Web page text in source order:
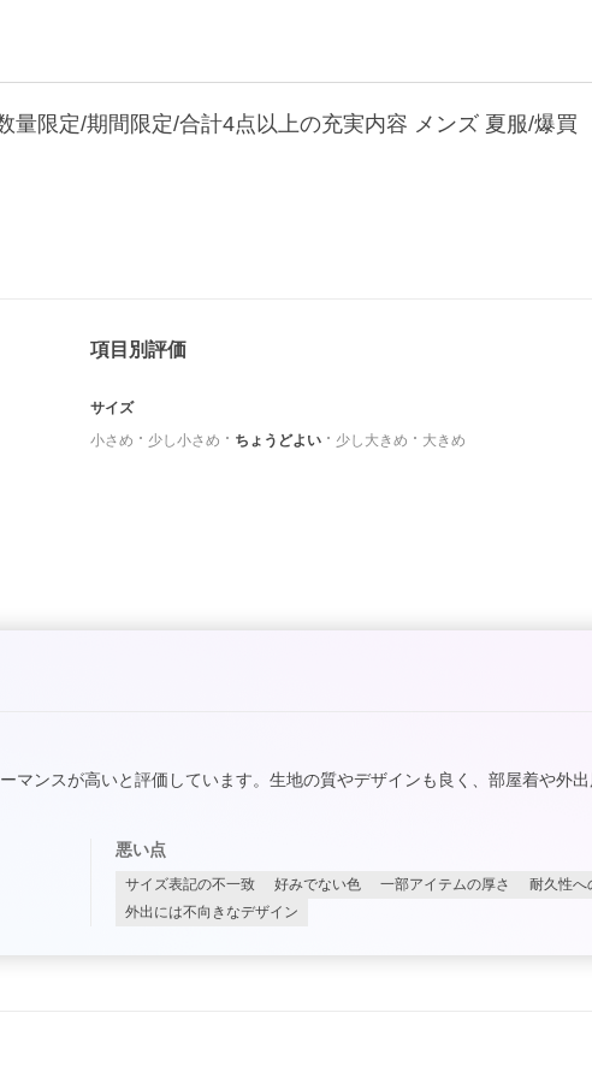
限定/期間限定/合計4点以上の充実内容 メンズ 夏服/爆買
項目別評価
サイズ
小さめ
少し小さめ ちょうどよい 少し大きめ 大きめ
ンスが高いと評価しています。生地の質やデザインも良く、部屋着や外
悪い点
サイズ表記の不一致 好みでない色 一部アイテムの厚さ
耐久性へ
外出には不向きなデザイン